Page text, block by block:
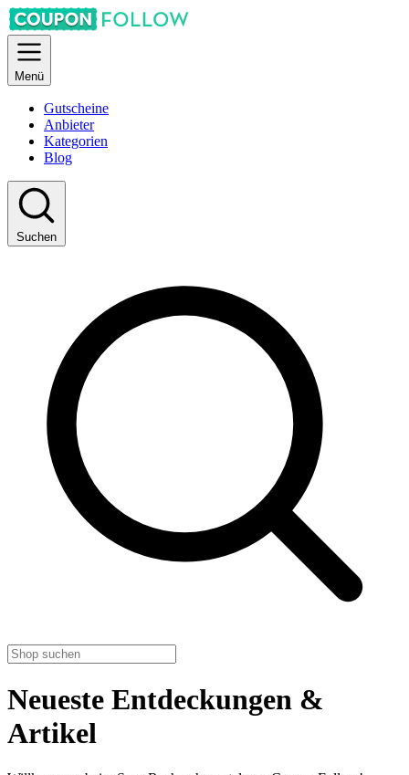
Menü
Gutscheine
Anbieter
Kategorien
Blog
Suchen
Neueste Entdeckungen &
Artikel